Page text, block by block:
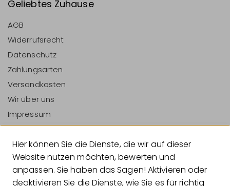
Geliebtes Zuhause
AGB
Widerrufsrecht
Datenschutz
Zahlungsarten
Versandkosten
Wir über uns
Impressum
Vertrag Widerrufen
Zahlungsarten
Hier können Sie die Dienste, die wir auf dieser
Website nutzen möchten, bewerten und
anpassen. Sie haben das Sagen! Aktivieren oder
deaktivieren Sie die Dienste, wie Sie es für richtig